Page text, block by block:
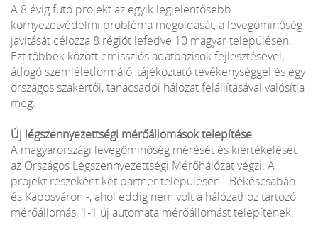
A 8 évig futó projekt az egyik legjelentősebb
környezetvédelmi probléma megoldását, a levegőminőség
javítását célozza 8 régiót lefedve 10 magyar településen.
Ezt többek között emissziós adatbázisok fejlesztésével,
átfogó szemléletformáló, tájékoztató tevékenységgel és egy
országos szakértői, tanácsadói hálózat felállításával valósítja
meg.
Új légszennyezettségi mérőállomások telepítése
A magyarországi levegőminőség mérését és kiértékelését
az Országos Légszennyezettségi Mérőhálózat végzi. A
projekt részeként két partner településen - Békéscsabán
és Kaposváron -, ahol eddig nem volt a hálózathoz tartozó
mérőállomás, 1-1 új automata mérőállomást telepítenek.